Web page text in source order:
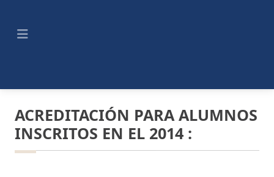
ACREDITACIÓN PARA ALUMNOS
INSCRITOS EN EL 2014 :